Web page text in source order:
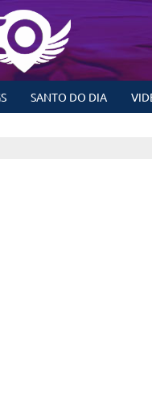
SANTO DO DIA